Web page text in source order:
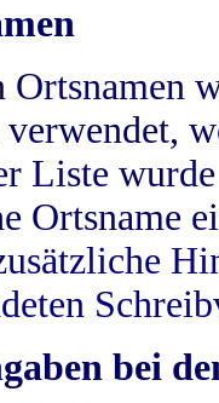
Ortsnamen
verwendet,
Liste
Ortsname
bei